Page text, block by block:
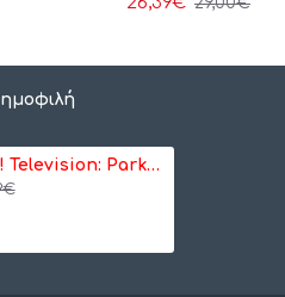
Funko Pop! Television: Parks and Recreation - April Ludgate (Pawnee Goddess) #1412 Vinyl Figure (087618)